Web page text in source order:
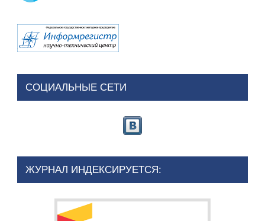
СОЦИАЛЬНЫЕ СЕТИ
ЖУРНАЛ ИНДЕКСИРУЕТСЯ: